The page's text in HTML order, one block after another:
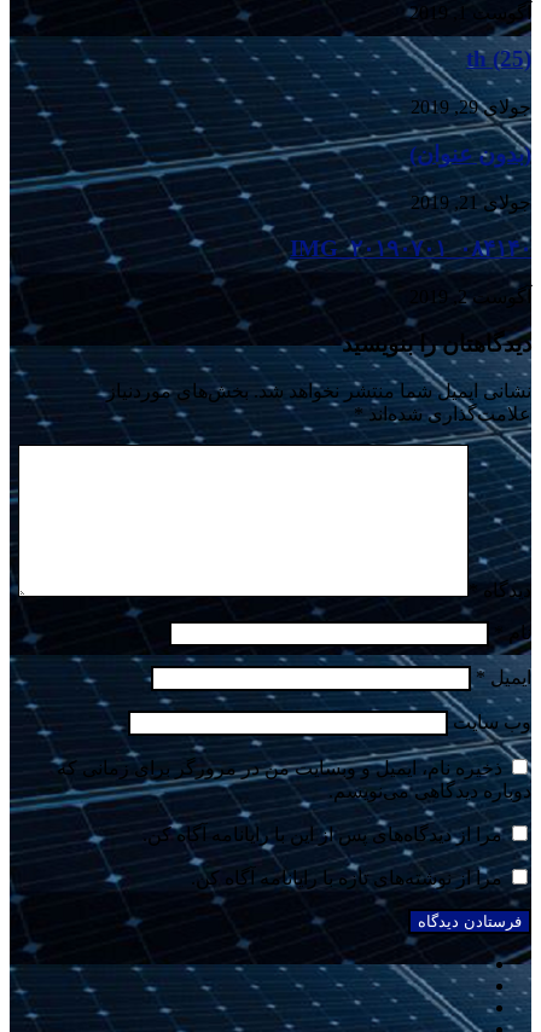
آگوست 1, 2019
th (25)
جولای 29, 2019
(بدون عنوان)
جولای 21, 2019
IMG_۲۰۱۹۰۷۰۱_۰۸۴۱۴۰
آگوست 2, 2019
دیدگاهتان را بنویسید
نشانی ایمیل شما منتشر نخواهد شد. بخش‌های موردنیاز
علامت‌گذاری شده‌اند *
دیدگاه *
نام *
ایمیل *
وب‌ سایت
ذخیره نام، ایمیل و وبسایت من در مرورگر برای زمانی که
دوباره دیدگاهی می‌نویسم.
مرا از دیدگاه‌های پس از این با رایانامه آگاه کن.
مرا از نوشته‌های تازه با رایانامه آگاه کن.
فیسبوک
توییتر
یوتیوب